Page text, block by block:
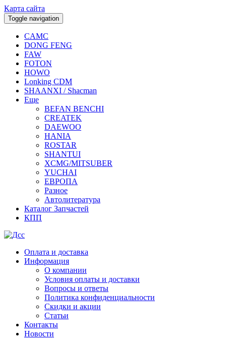
Карта сайта
Toggle navigation
CAMC
DONG FENG
FAW
FOTON
HOWO
Lonking CDM
SHAANXI / Shacman
Еще
BEFAN BENCHI
CREATEK
DAEWOO
HANIA
ROSTAR
SHANTUI
XCMG/MITSUBER
YUCHAI
ЕВРОПА
Разное
Aвтолитература
Каталог Запчастей
КПП
Оплата и доставка
Информация
О компании
Условия оплаты и доставки
Вопросы и ответы
Политика конфиденциальности
Скидки и акции
Статьи
Контакты
Новости